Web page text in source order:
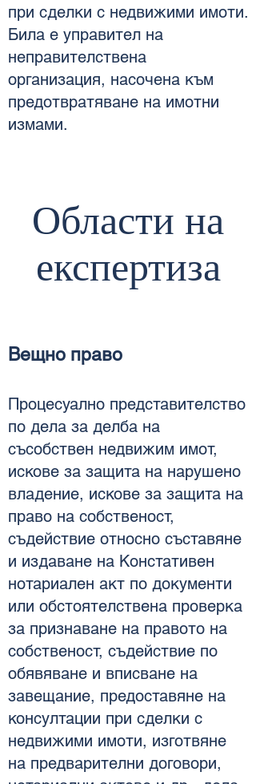
при сделки с недвижими имоти.
Била е управител на
неправителствена
организация, насочена към
предотвратяване на имотни
измами.
Области на
експертиза
Вещно право
Процесуално представителство
по дела за делба на
съсобствен недвижим имот,
искове за защита на нарушено
владение, искове за защита на
право на собственост,
съдействие относно съставяне
и издаване на Констативен
нотариален акт по документи
или обстоятелствена проверка
за признаване на правото на
собственост, съдействие по
обявяване и вписване на
завещание, предоставяне на
консултации при сделки с
недвижими имоти, изготвяне
на предварителни договори,